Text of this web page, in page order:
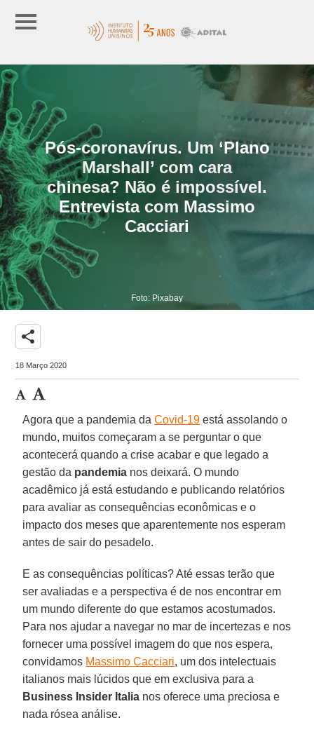
Pós-coronavírus. Um ‘Plano
Marshall’ com cara
chinesa? Não é impossível.
Entrevista com Massimo
Cacciari
Foto: Pixabay
share
18 Março 2020
Agora que a pandemia daCovid-19 está assolando o
mundo, muitos começaram a se perguntar o que
acontecerá quando a crise acabar e que legado a
gestão da pandemia nos deixará. O mundo
acadêmico já está estudando e publicando relatórios
para avaliar as consequências econômicas e o
impacto dos meses que aparentemente nos esperam
antes de sair do pesadelo.
E as consequências políticas? Até essas terão que
ser avaliadas e a perspectiva é de nos encontrar em
um mundo diferente do que estamos acostumados.
Para nos ajudar a navegar no mar de incertezas e nos
fornecer uma possível imagem do que nos espera,
convidamos Massimo Cacciari, um dos intelectuais
italianos mais lúcidos que em exclusiva para a
Business Insider Italia nos oferece uma preciosa e
nada rósea análise.